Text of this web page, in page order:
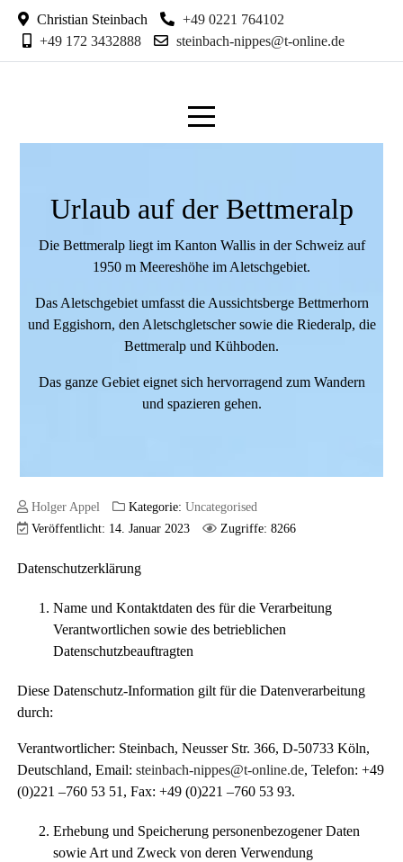
Christian Steinbach
+49 0221 764102
+49 172 3432888
steinbach-nippes@t-online.de
Urlaub auf der Bettmeralp
Die Bettmeralp liegt im Kanton Wallis in der Schweiz auf
1950 m Meereshöhe im Aletschgebiet.
Das Aletschgebiet umfasst die Aussichtsberge Bettmerhorn
und Eggishorn, den Aletschgletscher sowie die Riederalp, die
Bettmeralp und Kühboden.
Das ganze Gebiet eignet sich hervorragend zum Wandern
und spazieren gehen.
Holger Appel Kategorie:Uncategorised
Veröffentlicht: 14. Januar 2023
Zugriffe: 8266
Datenschutzerklärung
Name und Kontaktdaten des für die Verarbeitung
Verantwortlichen sowie des betrieblichen
Datenschutzbeauftragten
Diese Datenschutz-Information gilt für die Datenverarbeitung
durch:
Verantwortlicher: Steinbach, Neusser Str. 366, D-50733 Köln,
Deutschland, Email:steinbach-nippes@t-online.de, Telefon: +49
(0)221 –760 53 51, Fax: +49 (0)221 –760 53 93.
Erhebung und Speicherung personenbezogener Daten
sowie Art und Zweck von deren Verwendung